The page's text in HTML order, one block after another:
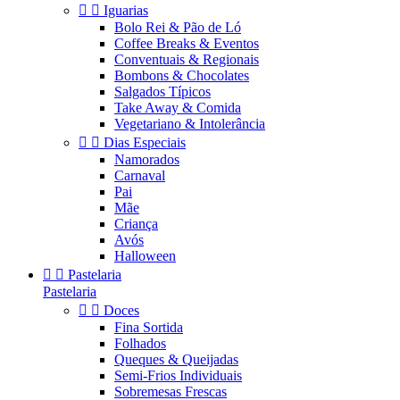
  Iguarias
Bolo Rei & Pão de Ló
Coffee Breaks & Eventos
Conventuais & Regionais
Bombons & Chocolates
Salgados Típicos
Take Away & Comida
Vegetariano & Intolerância
  Dias Especiais
Namorados
Carnaval
Pai
Mãe
Criança
Avós
Halloween
  Pastelaria
Pastelaria
  Doces
Fina Sortida
Folhados
Queques & Queijadas
Semi-Frios Individuais
Sobremesas Frescas